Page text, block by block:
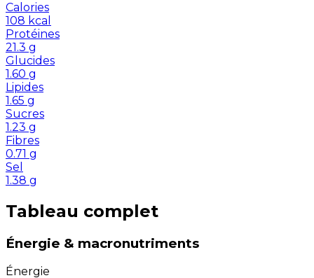
Calories
108 kcal
Protéines
21.3 g
Glucides
1.60 g
Lipides
1.65 g
Sucres
1.23 g
Fibres
0.71 g
Sel
1.38 g
Tableau complet
Énergie & macronutriments
Énergie